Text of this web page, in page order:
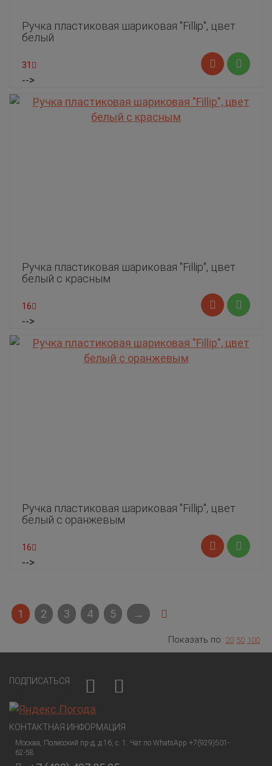
Ручка пластиковая шариковая "Fillip", цвет
белый
31
-->
Ручка пластиковая шариковая "Fillip", цвет
белый с красным
16
-->
Ручка пластиковая шариковая "Fillip", цвет
белый с оранжевым
16
-->
1 2 3 4 5 →
Показать по: 20 50 100
ПОДПИСАТЬСЯ
КОНТАКТНАЯ ИНФОРМАЦИЯ
Москва, Полесский пр-д, д.16, с. 1. Чат по WhatsApp +7(929)501-
62-58